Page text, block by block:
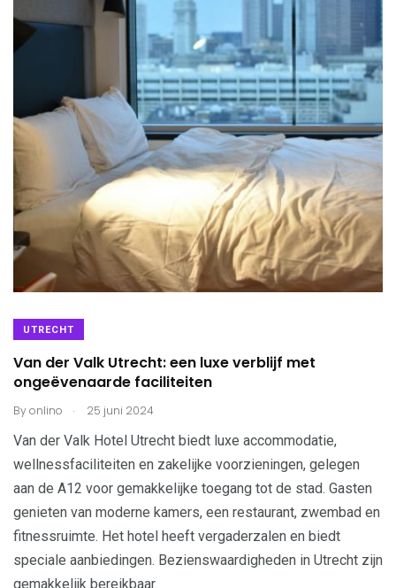
UTRECHT
Van der Valk Utrecht: een luxe verblijf met
ongeëvenaarde faciliteiten
Byonlino . 25 juni 2024
Van der Valk Hotel Utrecht biedt luxe accommodatie,
wellnessfaciliteiten en zakelijke voorzieningen, gelegen
aan de A12 voor gemakkelijke toegang tot de stad. Gasten
genieten van moderne kamers, een restaurant, zwembad en
fitnessruimte. Het hotel heeft vergaderzalen en biedt
speciale aanbiedingen. Bezienswaardigheden in Utrecht zijn
gemakkelijk bereikbaar.